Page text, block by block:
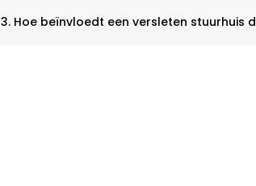
3. Hoe beïnvloedt een versleten stuurhuis